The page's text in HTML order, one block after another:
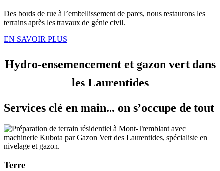
Des bords de rue à l’embellissement de parcs, nous restaurons les
terrains après les travaux de génie civil.
EN SAVOIR PLUS
Hydro-ensemencement et gazon vert dans
les Laurentides
Services clé en main... on s’occupe de tout
Terre